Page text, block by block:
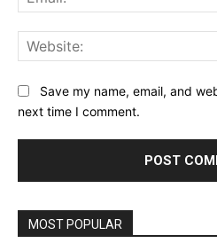
Save my name, email, and
next time I comment.
MOST POPULAR